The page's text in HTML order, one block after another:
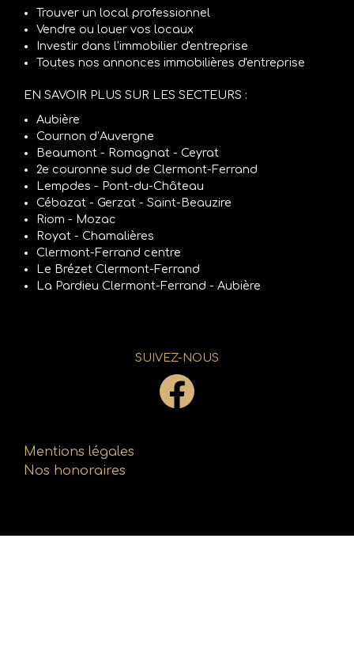
Trouver un local professionnel
Vendre ou louer vos locaux
Investir dans l'immobilier d'entreprise
Toutes nos annonces immobilières d'entreprise
EN SAVOIR PLUS SUR LES SECTEURS :
Aubière
Cournon d’Auvergne
Beaumont - Romagnat - Ceyrat
2e couronne sud de Clermont-Ferrand
Lempdes - Pont-du-Château
Cébazat - Gerzat - Saint-Beauzire
Riom - Mozac
Royat - Chamalières
Clermont-Ferrand centre
Le Brézet Clermont-Ferrand
La Pardieu Clermont-Ferrand - Aubière
SUIVEZ-NOUS
Mentions légales
Nos honoraires